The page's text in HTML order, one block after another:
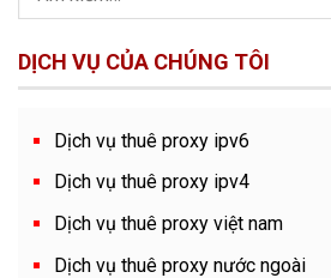
DỊCH VỤ CỦA CHÚNG TÔI
Dịch vụ thuê proxy ipv6
Dịch vụ thuê proxy ipv4
Dịch vụ thuê proxy việt nam
Dịch vụ thuê proxy nước ngoài